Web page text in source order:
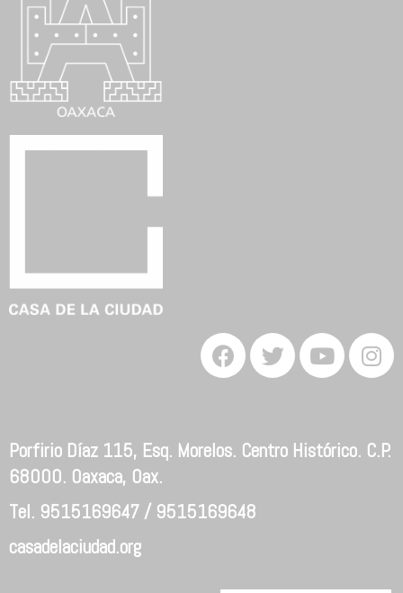
Porfirio Díaz 115, Esq. Morelos. Centro Histórico. C.P.
68000. Oaxaca, Oax.
Tel. 9515169647 / 9515169648
casadelaciudad.org